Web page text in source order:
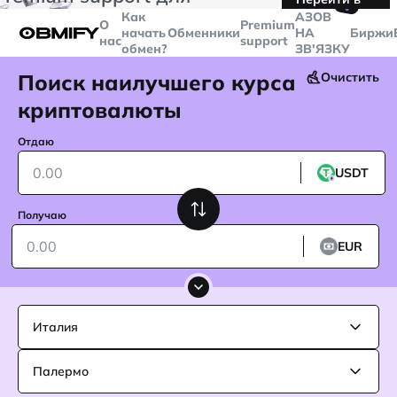
больше
$5000
Telegram
О
нас
Как
начать
обмен?
ОбменникиPremium
support
🤙
AЗОВ
НА
ЗВ'ЯЗКУ
Биржи
Поиск наилучшего курса
криптовалюты
Очистить
Отдаю
USDT
Получаю
EUR
Италия
Палермо